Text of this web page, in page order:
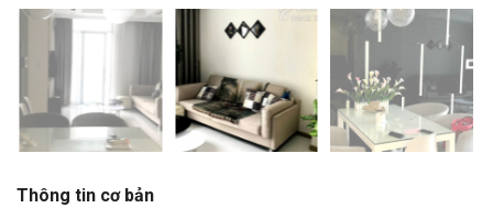
Thông tin cơ bản